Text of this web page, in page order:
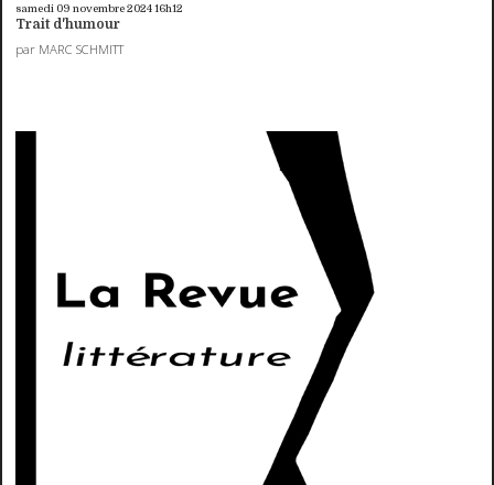
samedi 09 novembre 202416h12
Trait d'humour
par MARC SCHMITT